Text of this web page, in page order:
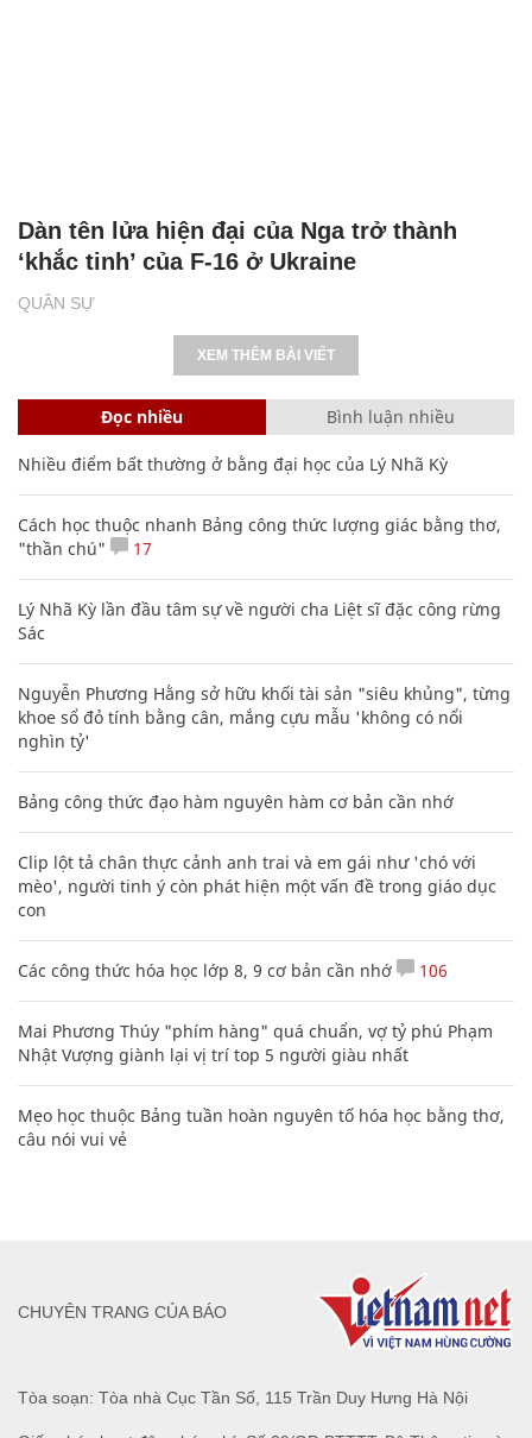
QUÂN SỰ
Dàn tên lửa hiện đại của Nga trở thành
‘khắc tinh’ của F-16 ở Ukraine
XEM THÊM BÀI VIẾT
Đọc nhiều Bình luận nhiều
Nhiều điểm bất thường ở bằng đại học của Lý Nhã Kỳ
Cách học thuộc nhanh Bảng công thức lượng giác bằng thơ,
"thần chú"
17
Lý Nhã Kỳ lần đầu tâm sự về người cha Liệt sĩ đặc công rừng
Sác
Nguyễn Phương Hằng sở hữu khối tài sản "siêu khủng", từng
khoe sổ đỏ tính bằng cân, mắng cựu mẫu 'không có nổi
nghìn tỷ'
Bảng công thức đạo hàm nguyên hàm cơ bản cần nhớ
Clip lột tả chân thực cảnh anh trai và em gái như 'chó với
mèo', người tinh ý còn phát hiện một vấn đề trong giáo dục
con
Các công thức hóa học lớp 8, 9 cơ bản cần nhớ 106
Mai Phương Thúy "phím hàng" quá chuẩn, vợ tỷ phú Phạm
Nhật Vượng giành lại vị trí top 5 người giàu nhất
Mẹo học thuộc Bảng tuần hoàn nguyên tố hóa học bằng thơ,
câu nói vui vẻ
Tòa soạn: Tòa nhà Cục Tần Số, 115 Trần Duy Hưng Hà Nội
CHUYÊN TRANG CỦA BÁO